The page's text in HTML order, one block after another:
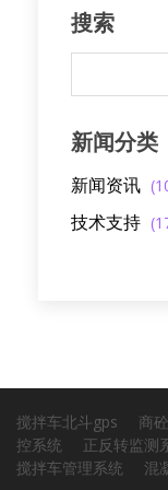
搜索
新闻分类
新闻资讯
技术支持
搅拌车北斗gps 商
控系统
正反转监测
搅拌车管理系统
混